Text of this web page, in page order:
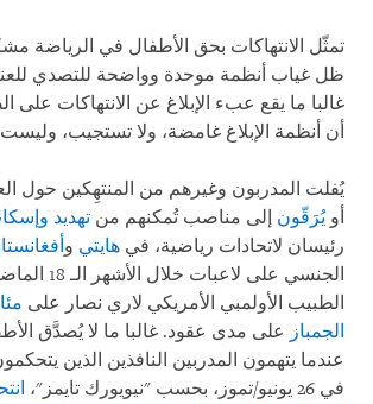
تمثّل الانتهاكات بحق الأطفال في الرياضة
ظل غياب أنظمة موحدة وواضحة للتصدي
غالبا ما يقع عبء الإبلاغ عن الانتهاكات على
أن أنظمة الإبلاغ غامضة، ولا تستجيب،
يُفلت المدربون وغيرهم من المنتهِكين حول
أويُرَقّون إلى مناصب تُمكنهم من تهديد
رئيسان لاتحادات رياضية، في هايتي و
الجنسي على
الطبيب الأولمبي الأمريكي لاري نصار على
الجمباز على مدى عقود. غالبا ما لا يُصدَّق
عندما يتهمون المدربين النافذين الذين
في 26 يونيو/تموز، بحسب "نيويورك تايمز"،